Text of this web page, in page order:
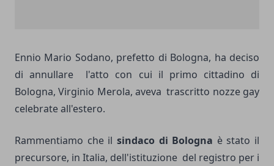
Ennio Mario Sodano, prefetto di Bologna, ha deciso
di annullare l'atto con cui il primo cittadino di
Bologna, Virginio Merola, aveva trascritto nozze gay
celebrate all'estero.
Rammentiamo che il sindaco di Bologna è stato il
precursore, in Italia, dell'istituzione del registro per i